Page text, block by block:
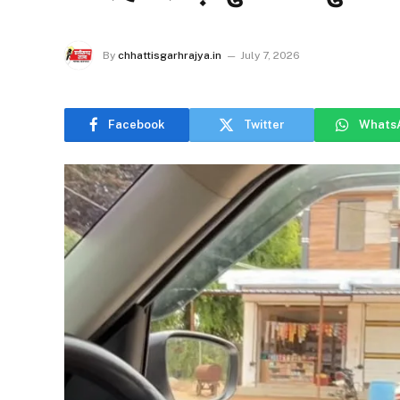
By chhattisgarhrajya.in July 7, 2026
Facebook Twitter